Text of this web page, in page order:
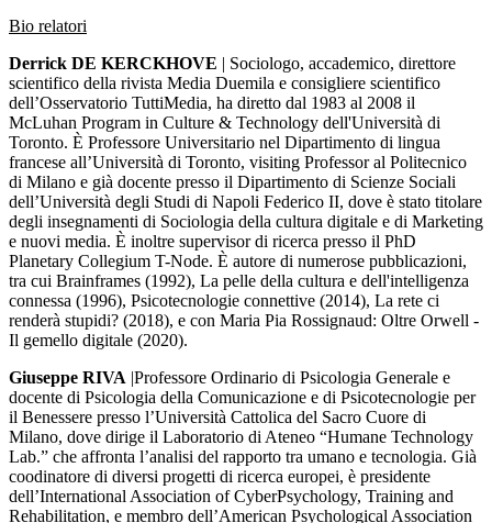
Bio relatori
Derrick DE KERCKHOVE | Sociologo, accademico, direttore
scientifico della rivista Media Duemila e consigliere scientifico
dell’Osservatorio TuttiMedia, ha diretto dal 1983 al 2008 il
McLuhan Program in Culture & Technology dell'Università di
Toronto. È Professore Universitario nel Dipartimento di lingua
francese all’Università di Toronto, visiting Professor al Politecnico
di Milano e già docente presso il Dipartimento di Scienze Sociali
dell’Università degli Studi di Napoli Federico II, dove è stato titolare
degli insegnamenti di Sociologia della cultura digitale e di Marketing
e nuovi media. È inoltre supervisor di ricerca presso il PhD
Planetary Collegium T-Node. È autore di numerose pubblicazioni,
tra cui Brainframes (1992), La pelle della cultura e dell'intelligenza
connessa (1996), Psicotecnologie connettive (2014), La rete ci
renderà stupidi? (2018), e con Maria Pia Rossignaud: Oltre Orwell -
Il gemello digitale (2020).
Giuseppe RIVA |Professore Ordinario di Psicologia Generale e
docente di Psicologia della Comunicazione e di Psicotecnologie per
il Benessere presso l’Università Cattolica del Sacro Cuore di
Milano, dove dirige il Laboratorio di Ateneo “Humane Technology
Lab.” che affronta l’analisi del rapporto tra umano e tecnologia. Già
coodinatore di diversi progetti di ricerca europei, è presidente
dell’International Association of CyberPsychology, Training and
Rehabilitation, e membro dell’American Psychological Association